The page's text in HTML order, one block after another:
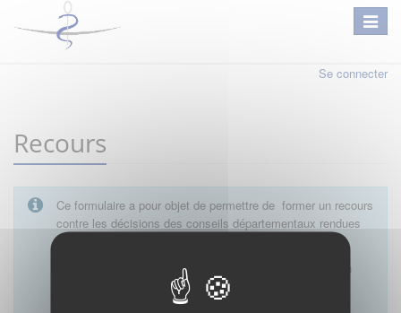
Se connecter
Recours
Ce formulaire a pour objet de permettre de former un recours
contre les décisions des conseils départementaux rendues
en matière :
D’autorisation de tenue de cabinet par un médecin
D’autorisation d’exercice dans une unité mobile
D'autorisation d'exercice d'une activité médicale